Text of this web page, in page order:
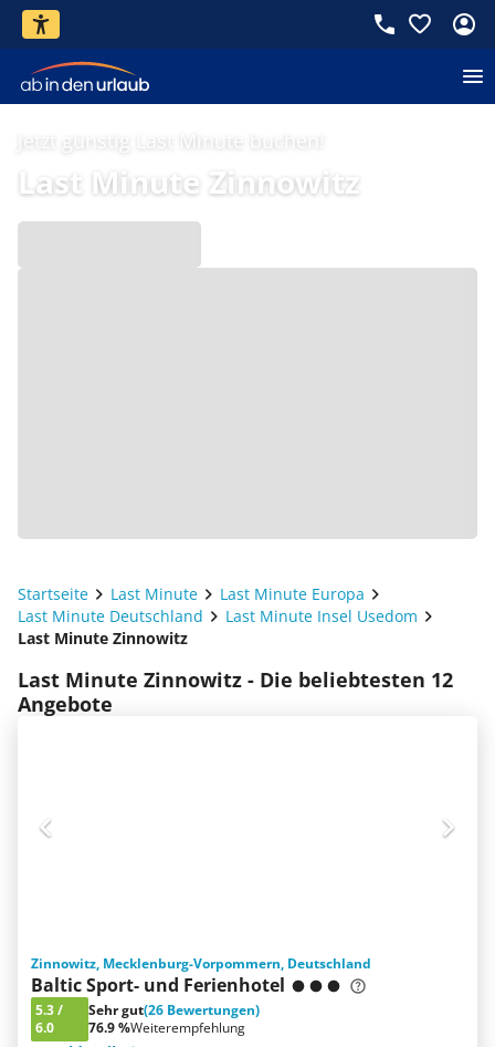
Jetzt günstig Last Minute buchen!
Last Minute Zinnowitz
Startseite Last Minute
Last Minute Europa
Last Minute Deutschland
Last Minute Insel Usedom
Last Minute Zinnowitz
Last Minute Zinnowitz - Die beliebtesten 12
Angebote
Zinnowitz, Mecklenburg-Vorpommern, Deutschland
Baltic Sport- und Ferienhotel
5.3/
6.0
Sehr gut(26 Bewertungen)
76.9 %Weiterempfehlung